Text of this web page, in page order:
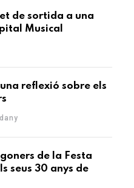
de sortida a una
Musical
reflexió sobre els
de la Festa
seus 30 anys de